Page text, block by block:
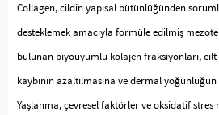
Collagen, cildin yapısal bütünlüğünden
desteklemek amacıyla formüle edilmiş
bulunan biyouyumlu kolajen fraksiyonları,
kaybının azaltılmasına ve dermal yoğunluğun
Yaşlanma, çevresel faktörler ve oksidatif stres